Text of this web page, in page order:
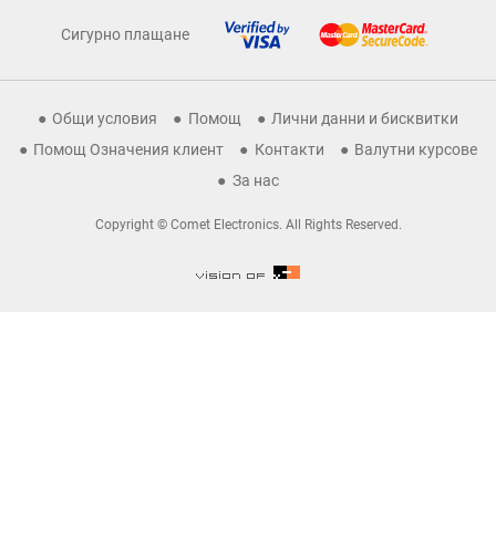
Сигурно плащане
Общи условия Помощ
Лични данни и бисквитки
Помощ Означения клиент
Контакти
Валутни курсове
За нас
Copyright © Comet Electronics. All Rights Reserved.